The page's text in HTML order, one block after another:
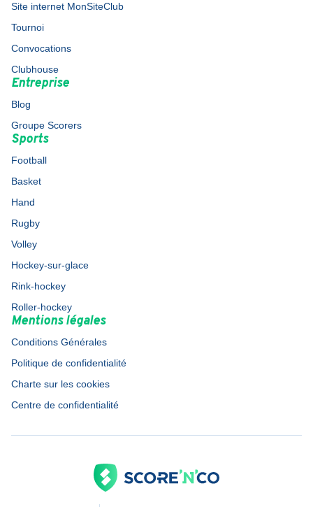
Site internet MonSiteClub
Tournoi
Convocations
Clubhouse
Entreprise
Blog
Groupe Scorers
Sports
Football
Basket
Hand
Rugby
Volley
Hockey-sur-glace
Rink-hockey
Roller-hockey
Mentions légales
Conditions Générales
Politique de confidentialité
Charte sur les cookies
Centre de confidentialité